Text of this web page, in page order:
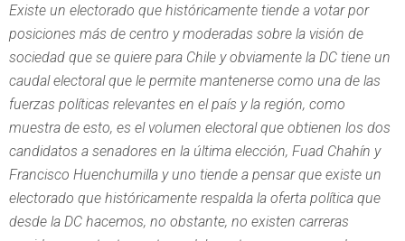
Existe un electorado que históricamente tiende a votar por
posiciones más de centro y moderadas sobre la visión de
sociedad que se quiere para Chile y obviamente la DC tiene un
caudal electoral que le permite mantenerse como una de las
fuerzas políticas relevantes en el país y la región, como
muestra de esto, es el volumen electoral que obtienen los dos
candidatos a senadores en la última elección, Fuad Chahín y
Francisco Huenchumilla y uno tiende a pensar que existe un
electorado que históricamente respalda la oferta política que
desde la DC hacemos, no obstante, no existen carreras